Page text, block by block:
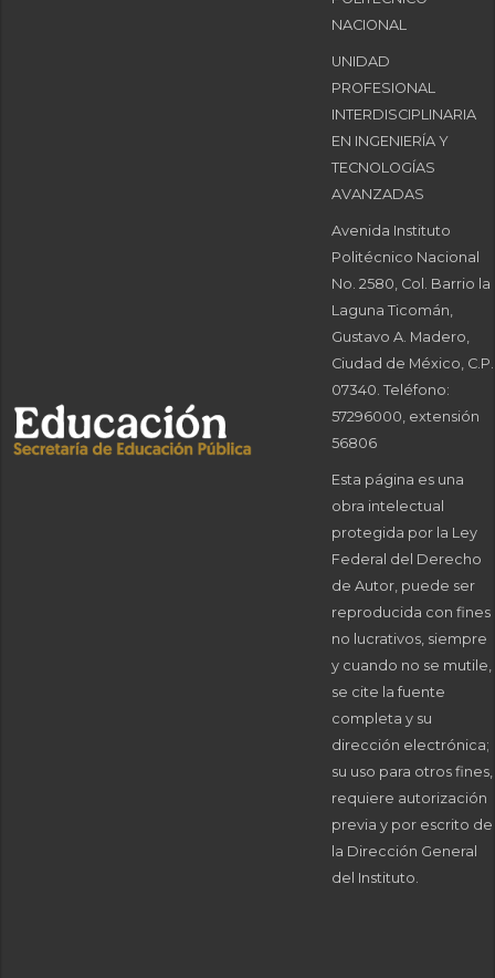
NACIONAL
UNIDAD
PROFESIONAL
INTERDISCIPLINARIA
EN INGENIERÍA Y
TECNOLOGÍAS
AVANZADAS
Avenida Instituto
Politécnico Nacional
No. 2580, Col. Barrio la
Laguna Ticomán,
Gustavo A. Madero,
Ciudad de México, C.P.
07340. Teléfono:
57296000, extensión
56806
Esta página es una
obra intelectual
protegida por la Ley
Federal del Derecho
de Autor, puede ser
reproducida con fines
no lucrativos, siempre
y cuando no se mutile,
se cite la fuente
completa y su
dirección electrónica;
su uso para otros fines,
requiere autorización
previa y por escrito de
la Dirección General
del Instituto.